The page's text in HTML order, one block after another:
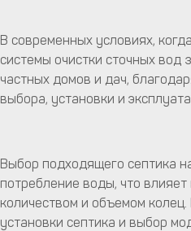
В современных условиях,
системы очистки сточных
частных домов и дач,
выбора, установки и
Выбор подходящего септика
потребление воды, что
количеством и объемом
установки септика и выбор